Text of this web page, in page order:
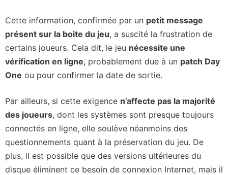
Cette information, confirmée par un petit message
présent sur la boite du jeu, a suscité la frustration de
certains joueurs. Cela dit, le jeu nécessite une
vérification en ligne, probablement due à un patch Day
One ou pour confirmer la date de sortie.
Par ailleurs, si cette exigence n’affecte pas la majorité
des joueurs, dont les systèmes sont presque toujours
connectés en ligne, elle soulève néanmoins des
questionnements quant à la préservation du jeu. De
plus, il est possible que des versions ultérieures du
disque éliminent ce besoin de connexion Internet, mais il